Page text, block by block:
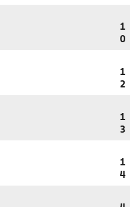
1
0
1
2
1
3
1
4